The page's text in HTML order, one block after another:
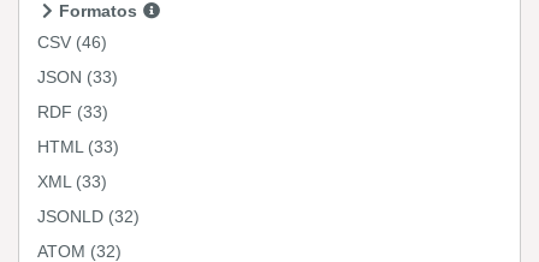
Formatos
CSV (46)
JSON (33)
RDF (33)
HTML (33)
XML (33)
JSONLD (32)
ATOM (32)